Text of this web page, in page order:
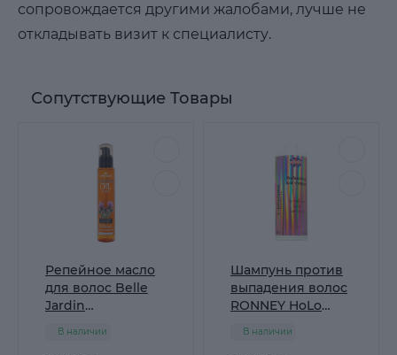
сопровождается другими жалобами, лучше не
откладывать визит к специалисту.
Сопутствующие Товары
Репейное масло
для волос Belle
Jardin
В наличии
Шампунь против
выпадения волос
RONNEY HoLo
В наличии